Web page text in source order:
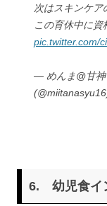
次はスキンケ
この育休中に資
pic.twitter.com/
— めんま@甘神
6. 幼児食イ